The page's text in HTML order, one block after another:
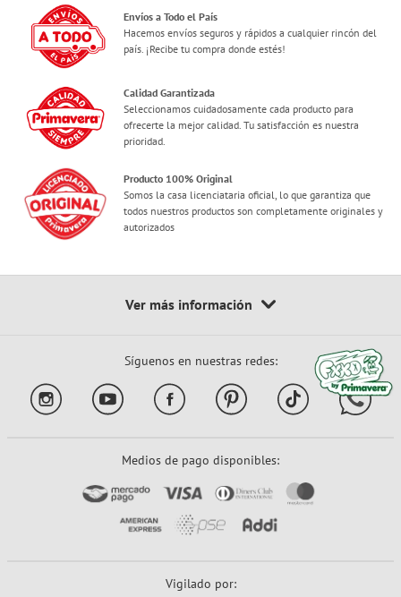
Envíos a Todo el País
Hacemos envíos seguros y rápidos a cualquier rincón del
país. ¡Recibe tu compra donde estés!
Calidad Garantizada
Seleccionamos cuidadosamente cada producto para
ofrecerte la mejor calidad. Tu satisfacción es nuestra
prioridad.
Producto 100% Original
Somos la casa licenciataria oficial, lo que garantiza que
todos nuestros productos son completamente originales y
autorizados
Síguenos en nuestras redes:
Medios de pago disponibles:
Vigilado por: